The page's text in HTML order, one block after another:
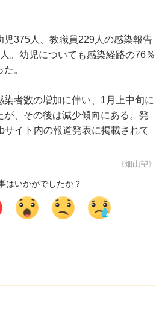
375人、教職員229人の感染報告
。幼児についても感染経路の76％
。
者数の増加に伴い、1月上中旬に
が、その後は減少傾向にある。発
サイト内の報道発表に掲載されて
《畑山望》
はいかがでしたか？